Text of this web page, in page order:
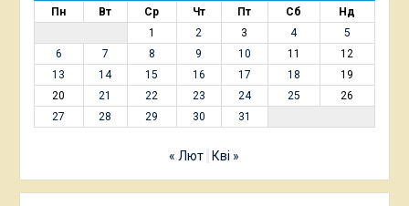
Пн Вт Ср Чт Пт Сб
Нд
1
2 3 4
5
6
7 8 9 10 11
12
13
14 15 16 17 18
19
20
21 22 23 24 25
26
27
28 29 30 31
« Лют Кві »